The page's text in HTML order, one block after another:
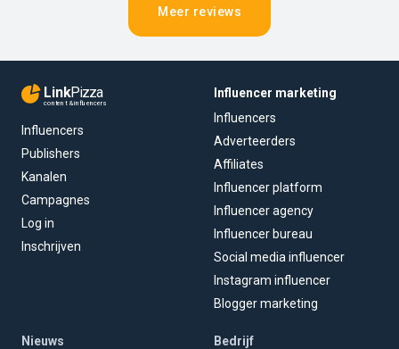
Meer reviews
LinkPizza
content & influencers
Influencers
Publishers
Kanalen
Campagnes
Log in
Inschrijven
Influencer marketing
Influencers
Adverteerders
Affiliates
Influencer platform
Influencer agency
Influencer bureau
Social media influencer
Instagram influencer
Blogger marketing
Nieuws
Bedrijf